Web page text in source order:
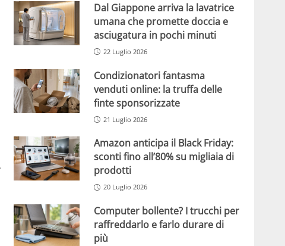
Dal Giappone arriva la lavatrice
umana che promette doccia e
asciugatura in pochi minuti
22 Luglio 2026
Condizionatori fantasma
venduti online: la truffa delle
finte sponsorizzate
21 Luglio 2026
Amazon anticipa il Black Friday:
sconti fino all’80% su migliaia di
prodotti
20 Luglio 2026
Computer bollente? I trucchi per
raffreddarlo e farlo durare di
più